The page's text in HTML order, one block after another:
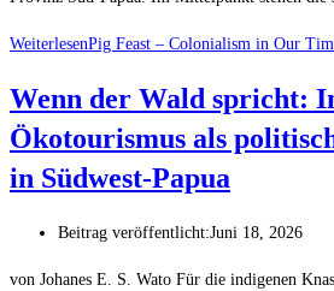
WeiterlesenPig Feast – Colonialism in Our
Wenn der Wald spricht:
Ökotourismus als
in Südwest-Papua
Beitrag veröffentlicht:Juni 18, 2026
von Johanes E. S. Wato Für die indigenen